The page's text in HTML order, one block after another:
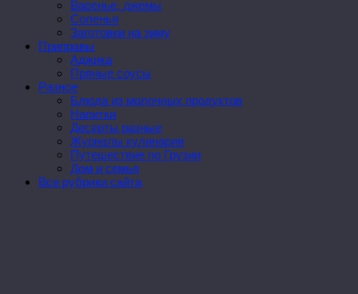
Варенье, джемы
Соленья
Заготовки на зиму
Приправы
Аджика
Пряные соусы
Разное
Блюда из молочных продуктов
Напитки
Десерты разные
Журналы кулинария
Путешествие по Грузии
Дом и семья
Все рубрики сайта